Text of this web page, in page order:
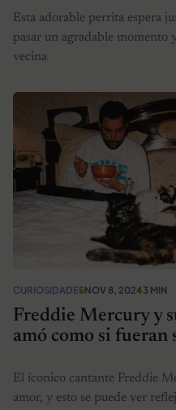
Esta adorable perrita espera
pasar un agradable momento
vecina
CURIOSIDADESNOV 8, 20243 MIN
Freddie Mercury y
amó como si fueran
El íconico cantante Freddie
amor, y esto se puede ver